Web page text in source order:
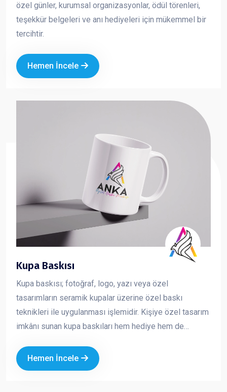
özel günler, kurumsal organizasyonlar, ödül törenleri,
teşekkür belgeleri ve anı hediyeleri için mükemmel bir
tercihtir.
Hemen İncele
Kupa Baskısı
Kupa baskısı; fotoğraf, logo, yazı veya özel
tasarımların seramik kupalar üzerine özel baskı
teknikleri ile uygulanması işlemidir. Kişiye özel tasarım
imkânı sunan kupa baskıları hem hediye hem de
biridirHemen İncele